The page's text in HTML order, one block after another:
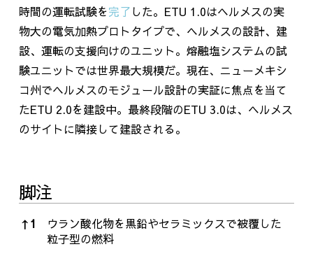
時間の運転試験を完了した。 ETU 1.0はヘルメスの実
物大の電気加熱プロトタイプで、ヘルメスの設計、建
設、運転の支援向けのユニット。熔融塩システムの試
験ユニットでは世界最大規模だ。現在、ニューメキシ
コ州でヘルメスのモジュール設計の実証に焦点を当て
たETU 2.0を建設中。最終段階のETU 3.0は、ヘルメス
のサイトに隣接して建設される。
脚注
脚注
↑1
ウラン酸化物を黒鉛やセラミックスで被覆した
粒子型の燃料